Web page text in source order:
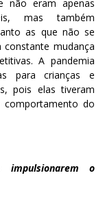
não eram apenas
mas também
as que não se
mudança
A pandemia
para crianças e
pois elas tiveram
comportamento do
impulsionarem o